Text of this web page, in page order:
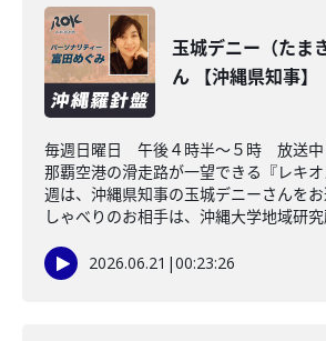
玉城デニー（たま
ん 【沖縄県知事】
毎週日曜日 午後４時半～５時 放送中
那覇空港の滑走路が一望できる『レキ
週は、沖縄県知事の玉城デニーさんを
しゃべりのお相手は、沖縄大学地域研
2026.06.21 |00:23:26